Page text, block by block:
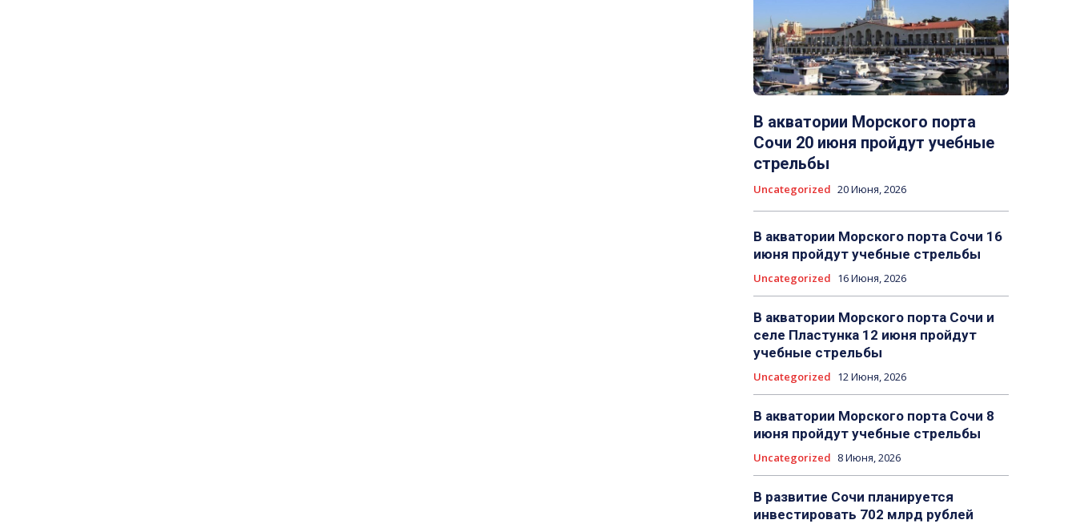
В акватории Морского порта
Сочи 20 июня пройдут учебные
стрельбы
Uncategorized 20 Июня, 2026
В акватории Морского порта Сочи 16
июня пройдут учебные стрельбы
Uncategorized 16 Июня, 2026
В акватории Морского порта Сочи и
селе Пластунка 12 июня пройдут
учебные стрельбы
Uncategorized 12 Июня, 2026
В акватории Морского порта Сочи 8
июня пройдут учебные стрельбы
Uncategorized 8 Июня, 2026
В развитие Сочи планируется
инвестировать 702 млрд рублей